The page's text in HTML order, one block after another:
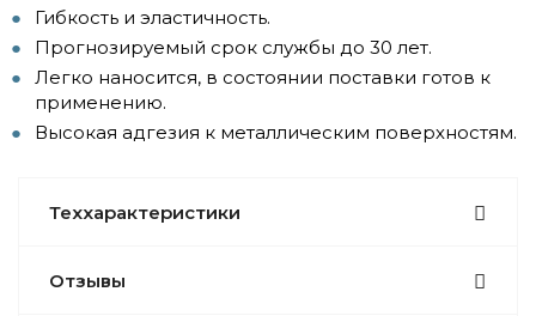
Гибкость и эластичность.
Прогнозируемый срок службы до 30 лет.
Легко наносится, в состоянии поставки готов к
применению.
Высокая адгезия к металлическим поверхностям.
Теххарактеристики
Отзывы